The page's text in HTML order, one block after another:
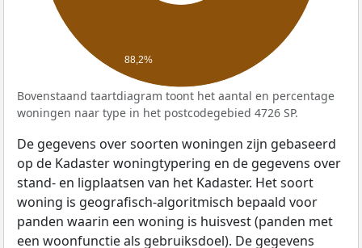
88,2%
Bovenstaand taartdiagram toont het aantal en percentage
woningen naar type in het postcodegebied 4726 SP.
De gegevens over soorten woningen zijn gebaseerd
op de Kadaster woningtypering en de gegevens over
stand- en ligplaatsen van het Kadaster. Het soort
woning is geografisch-algoritmisch bepaald voor
panden waarin een woning is huisvest (panden met
een woonfunctie als gebruiksdoel). De gegevens